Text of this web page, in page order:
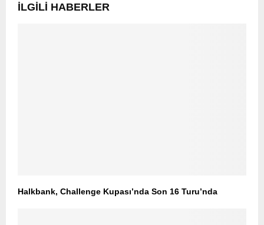
İLGILI HABERLER
Halkbank, Challenge Kupası’nda Son 16 Turu’nda